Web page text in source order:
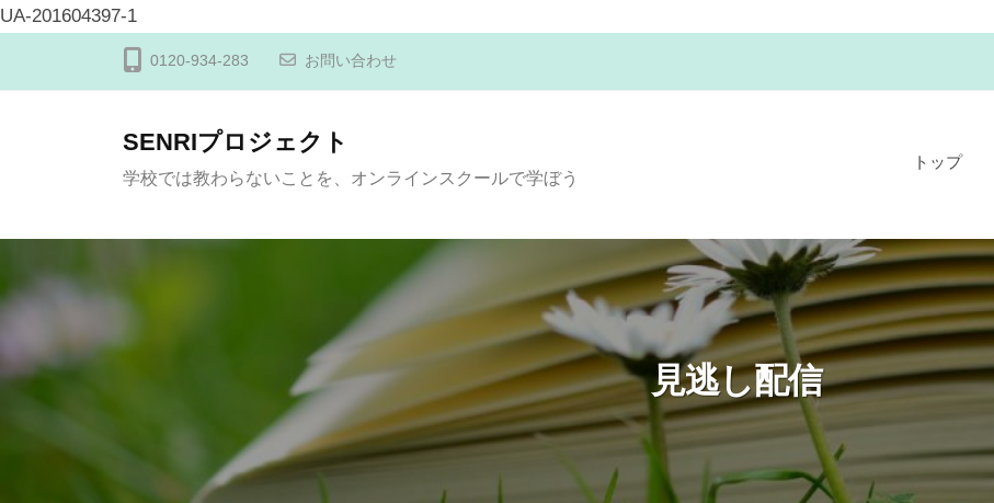
UA-201604397-1
ス
ッ
0120-934-283 お問い合わせ
SENRIプロジェクト
学校では教わらないことを、オンラインスクールで学ぼう
トップ
見逃し配信